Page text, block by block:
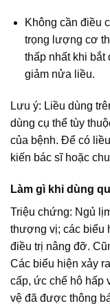
Không cần điều
trọng lượng cơ
thấp nhất khi bắt
giảm nửa liều.
Lưu ý: Liều dùng
dùng cụ thể tùy
của bệnh. Để có
kiến bác sĩ hoặc
Làm gì khi dùng
Triệu chứng: Ngủ
thượng vị; các biểu
điều trị nâng đỡ.
Các biểu hiện xảy
cấp, ức chế hô hấp
vệ đã được thông